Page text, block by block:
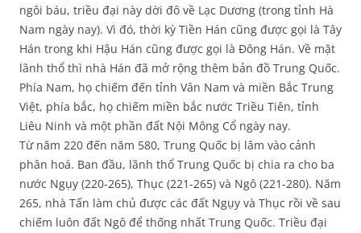
ngôi báu, triều đại này dời đô về Lạc Dương (trong tỉnh Hà
Nam ngày nay). Vì đó, thời kỳ Tiền Hán cũng được gọi là Tây
Hán trong khi Hậu Hán cũng được gọi là Đông Hán. Về mặt
lãnh thổ thì nhà Hán đã mở rộng thêm bản đồ Trung Quốc.
Phía Nam, họ chiếm đến tỉnh Vân Nam và miền Bắc Trung
Việt, phía bắc, họ chiếm miền bắc nước Triều Tiên, tỉnh
Liêu Ninh và một phần đất Nội Mông Cổ ngày nay.
Từ năm 220 đến năm 580, Trung Quốc bị lâm vào cảnh
phân hoá. Ban đầu, lãnh thổ Trung Quốc bị chia ra cho ba
nước Ngụy (220-265), Thục (221-265) và Ngô (221-280). Năm
265, nhà Tấn làm chủ được các đất Ngụy và Thục rồi về sau
chiếm luôn đất Ngô để thống nhất Trung Quốc. Triều đại